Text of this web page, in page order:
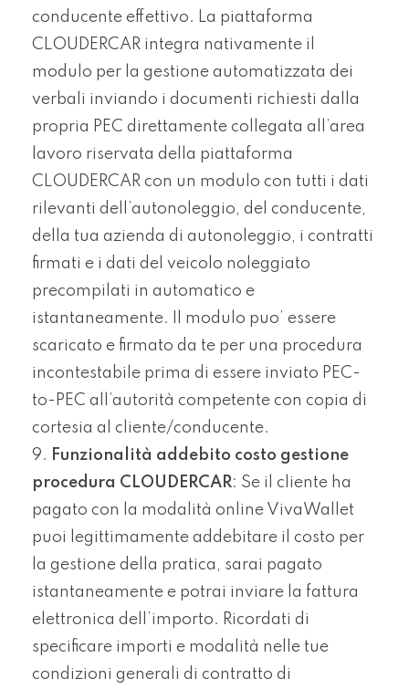
conducente effettivo. La piattaforma
CLOUDERCAR integra nativamente il
modulo per la gestione automatizzata dei
verbali inviando i documenti richiesti dalla
propria PEC direttamente collegata all’area
lavoro riservata della piattaforma
CLOUDERCAR con un modulo con tutti i dati
rilevanti dell’autonoleggio, del conducente,
della tua azienda di autonoleggio, i contratti
firmati e i dati del veicolo noleggiato
precompilati in automatico e
istantaneamente. Il modulo puo’ essere
scaricato e firmato da te per una procedura
incontestabile prima di essere inviato PEC-
to-PEC all’autorità competente con copia di
cortesia al cliente/conducente.
Funzionalità addebito costo gestione
procedura CLOUDERCAR: Se il cliente ha
pagato con la modalità online VivaWallet
puoi legittimamente addebitare il costo per
la gestione della pratica, sarai pagato
istantaneamente e potrai inviare la fattura
elettronica dell’importo. Ricordati di
specificare importi e modalità nelle tue
condizioni generali di contratto di